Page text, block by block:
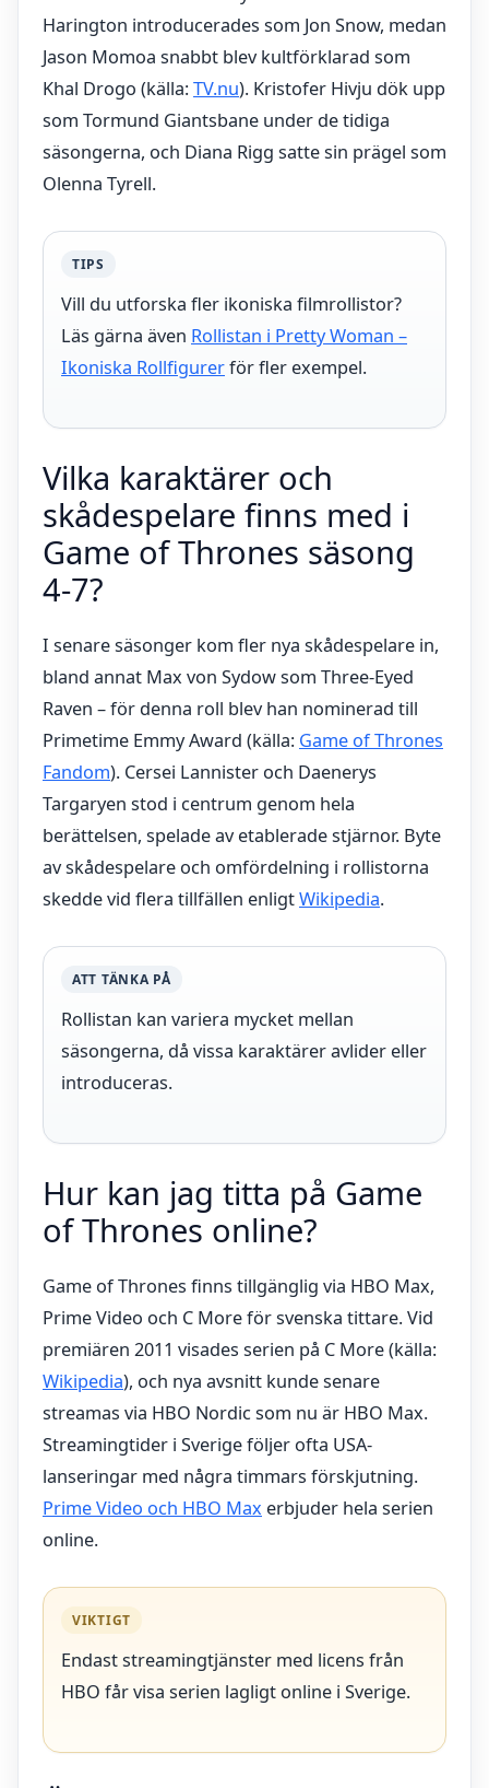
Harington introducerades som Jon Snow, medan
Jason Momoa snabbt blev kultförklarad som
Khal Drogo (källa:TV.nu). Kristofer Hivju dök upp
som Tormund Giantsbane under de tidiga
säsongerna, och Diana Rigg satte sin prägel som
Olenna Tyrell.
TIPS
Vill du utforska fler ikoniska filmrollistor?
Läs gärna även Rollistan i Pretty Woman –
Ikoniska Rollfigurerför fler exempel.
Vilka karaktärer och
skådespelare finns med i
Game of Thrones säsong
4-7?
I senare säsonger kom fler nya skådespelare in,
bland annat Max von Sydow som Three-Eyed
Raven – för denna roll blev han nominerad till
Primetime Emmy Award (källa: Game of Thrones
Fandom). Cersei Lannister och Daenerys
Targaryen stod i centrum genom hela
berättelsen, spelade av etablerade stjärnor. Byte
av skådespelare och omfördelning i rollistorna
skedde vid flera tillfällen enligtWikipedia.
ATT TÄNKA PÅ
Rollistan kan variera mycket mellan
säsongerna, då vissa karaktärer avlider eller
introduceras.
Hur kan jag titta på Game
of Thrones online?
Game of Thrones finns tillgänglig via HBO Max,
Prime Video och C More för svenska tittare. Vid
premiären 2011 visades serien på C More (källa:
Wikipedia), och nya avsnitt kunde senare
streamas via HBO Nordic som nu är HBO Max.
Streamingtider i Sverige följer ofta USA-
lanseringar med några timmars förskjutning.
Prime Video och HBO Max erbjuder hela serien
online.
VIKTIGT
Endast streamingtjänster med licens från
HBO får visa serien lagligt online i Sverige.